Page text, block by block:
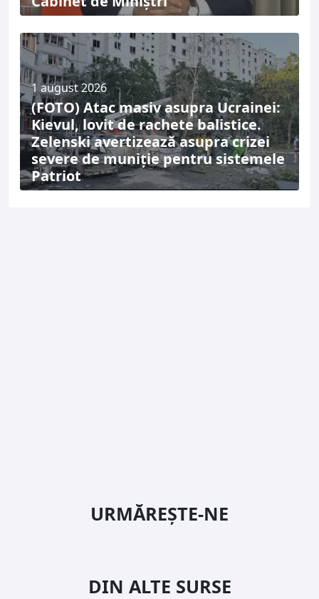
1 august 2026
(FOTO) Atac masiv asupra Ucrainei:
Kievul, lovit de rachete balistice.
Zelenski avertizează asupra crizei
severe de muniție pentru sistemele
Patriot
URMĂREȘTE-NE
DIN ALTE SURSE